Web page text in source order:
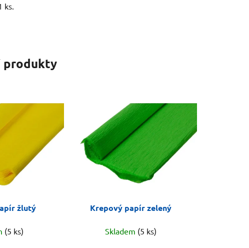
ks.
produkty
žlutý
(5 ks)
Krepový papír zelený
Skladem (5 ks)